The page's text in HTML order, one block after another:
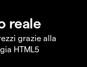
reale
grazie alla
HTML5